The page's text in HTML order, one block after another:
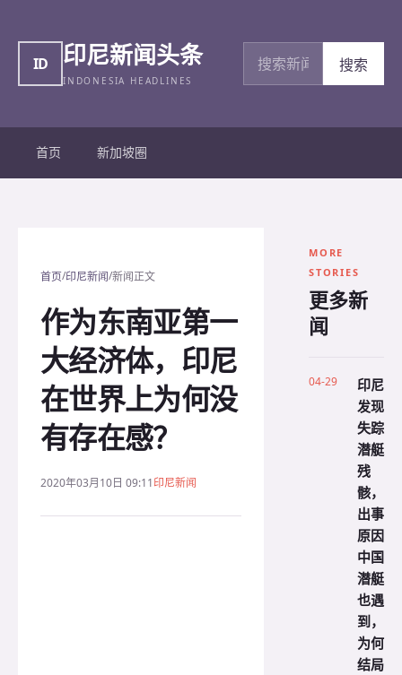
ID 印尼新闻头条
INDONESIA HEADLINES
搜索新闻
搜索
首页 新加坡圈
首页/印尼新闻/新闻正文
作为东南亚第一
大经济体，印尼
在世界上为何没
有存在感？
2020年03月10日 09:11印尼新闻
MORE
STORIES
更多新
闻
04-29
印尼
发现
失踪
潜艇
残
骸，
出事
原因
中国
潜艇
也遇
到，
为何
结局